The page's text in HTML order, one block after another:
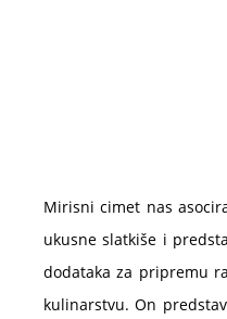
Mirisni cimet nas
ukusne slatkiše i
dodataka za pripremu
kulinarstvu. On